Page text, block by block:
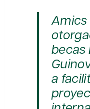
Amics
becas
a